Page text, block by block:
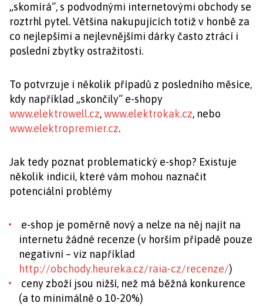
„skomírá“, s podvodnými internetovými obchody se
roztrhl pytel. Většina nakupujících totiž v honbě za
co nejlepšími a nejlevnějšími dárky často ztrácí i
poslední zbytky ostražitosti.
To potvrzuje i několik případů z posledního měsíce,
kdy například „skončily“ e-shopy
www.elektrowell.cz,www.elektrokak.cz, nebo
www.elektropremier.cz.
Jak tedy poznat problematický e-shop? Existuje
několik indicií, které vám mohou naznačit
potenciální problémy
e-shop je poměrně nový a nelze na něj najít na
internetu žádné recenze (v horším případě pouze
negativní – viz například
http://obchody.heureka.cz/raia-cz/recenze/)
ceny zboží jsou nižší, než má běžná konkurence
(a to minimálně o 10-20%)